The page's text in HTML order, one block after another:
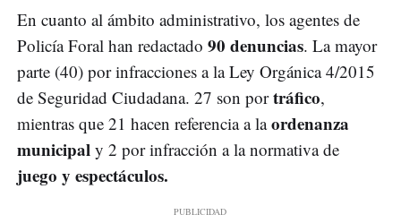
En cuanto al ámbito administrativo, los agentes de
Policía Foral han redactado 90 denuncias. La mayor
parte (40) por infracciones a la Ley Orgánica 4/2015
de Seguridad Ciudadana. 27 son portráfico,
mientras que 21 hacen referencia a laordenanza
municipal y 2 por infracción a la normativa de
juego y espectáculos.